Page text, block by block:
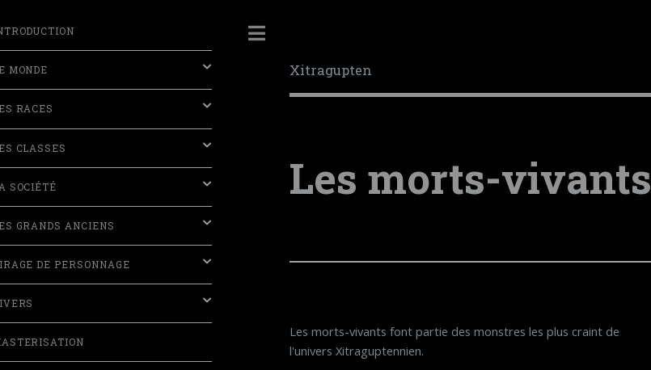
Xitragupten
Les morts-vivants
Les morts-vivants font partie des monstres les plus craint de
l'univers Xitraguptennien.
MONDE
RACES
CLASSES
SOCIÉTÉ
GRANDS ANCIENS
DE PERSONNAGE